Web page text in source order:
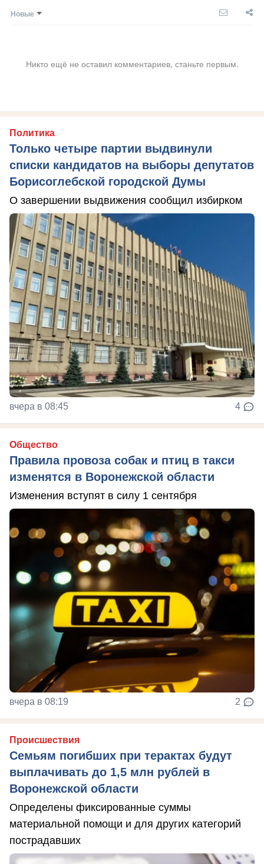
Новые
Никто ещё не оставил комментариев, станьте первым.
Политика
Только четыре партии выдвинули
списки кандидатов на выборы депутатов
Борисоглебской городской Думы
О завершении выдвижения сообщил избирком
вчера в 08:45 4
Общество
Правила провоза собак и птиц в такси
изменятся в Воронежской области
Изменения вступят в силу 1 сентября
вчера в 08:19 2
Происшествия
Семьям погибших при терактах будут
выплачивать до 1,5 млн рублей в
Воронежской области
Определены фиксированные суммы
материальной помощи и для других категорий
пострадавших